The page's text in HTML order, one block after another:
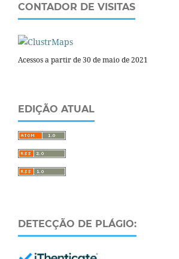
CONTADOR DE VISITAS
Acessos a partir de 30 de maio de 2021
EDIÇÃO ATUAL
DETECÇÃO DE PLÁGIO: